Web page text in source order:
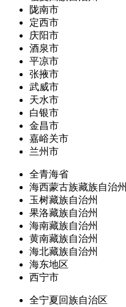
陇南市
定西市
庆阳市
酒泉市
平凉市
张掖市
武威市
天水市
白银市
金昌市
嘉峪关市
兰州市
全青海省
海西蒙古族藏族自治州
玉树藏族自治州
果洛藏族自治州
海南藏族自治州
黄南藏族自治州
海北藏族自治州
海东地区
西宁市
全宁夏回族自治区